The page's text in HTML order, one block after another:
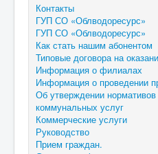
Контакты
ГУП СО «Облводоресурс»
ГУП СО «Облводоресурс»
Как стать нашим абонентом
Типовые договора на
Информация о филиалах
Информация о проведении
Об утверждении нормативов
коммунальных услуг
Коммерческие услуги
Руководство
Прием граждан.